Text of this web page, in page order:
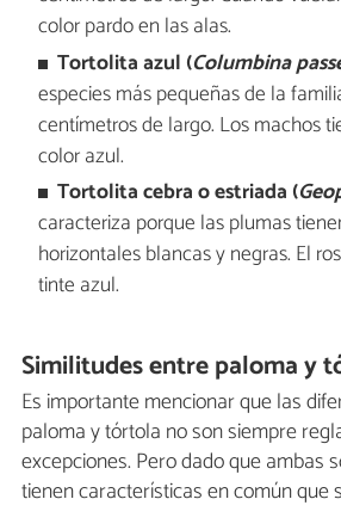
color pardo en las alas.
Tortolita azul (Columbina
especies más pequeñas de la
centímetros de largo. Los machos
color azul.
Tortolita cebra o estriada (
caracteriza porque las plumas
horizontales blancas y negras. El
tinte azul.
Similitudes entre paloma y
Es importante mencionar que las
paloma y tórtola no son siempre
excepciones. Pero dado que ambas
tienen características en común que